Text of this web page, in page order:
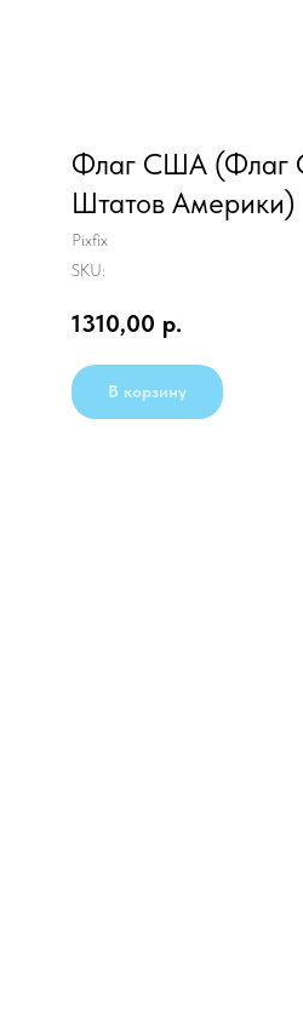
Флаг США (Флаг
Штатов Америки)
Pixfix
SKU:
1310,00 р.
В корзину